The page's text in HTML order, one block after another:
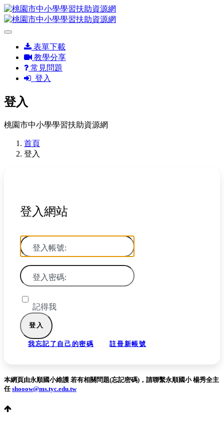
表單下載
教學分享
常見問題
登入
登入
桃園市中小學學習扶助資源網
首頁
登入
登入網站
登入帳號:
登入密碼:
記得我
我忘記了自己的密碼 註冊新帳號
本網頁由永順國小維護 若有相關問題(忘記密碼)，請聯繫永順國小 楊秀全主
任shooow@ms.tyc.edu.tw